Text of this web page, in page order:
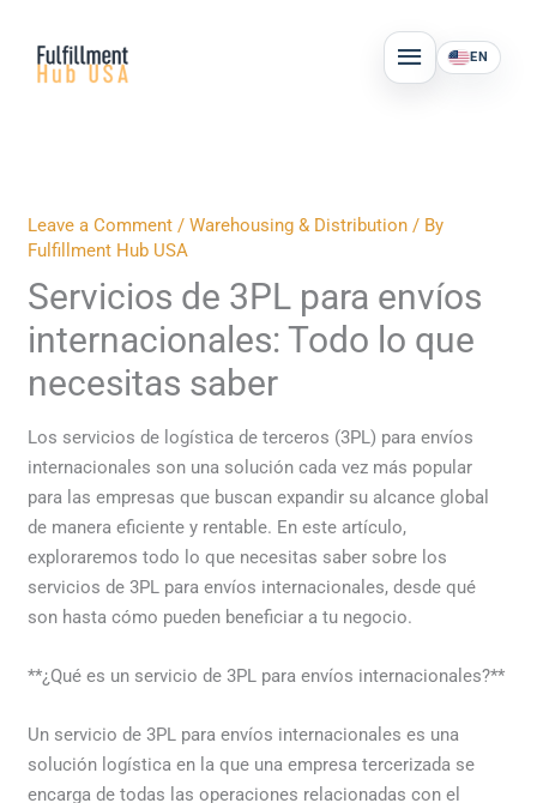
content
MAIN
MENU
EN
Leave a Comment /Warehousing & Distribution / By
Fulfillment Hub USA
Servicios de 3PL para envíos
internacionales: Todo lo que
necesitas saber
Los servicios de logística de terceros (3PL) para envíos
internacionales son una solución cada vez más popular
para las empresas que buscan expandir su alcance global
de manera eficiente y rentable. En este artículo,
exploraremos todo lo que necesitas saber sobre los
servicios de 3PL para envíos internacionales, desde qué
son hasta cómo pueden beneficiar a tu negocio.
**¿Qué es un servicio de 3PL para envíos internacionales?**
Un servicio de 3PL para envíos internacionales es una
solución logística en la que una empresa tercerizada se
encarga de todas las operaciones relacionadas con el